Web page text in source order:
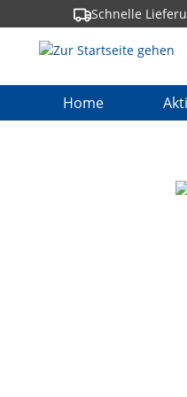
ZurSchnelle
Home